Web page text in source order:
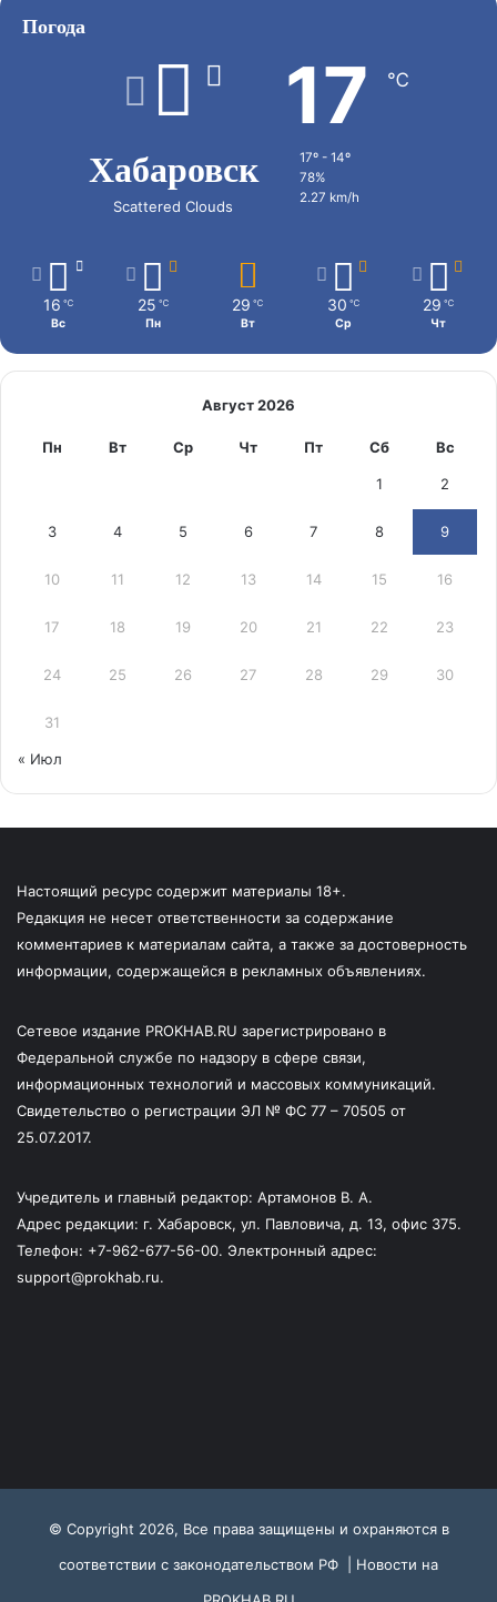
Погода
Хабаровск
Scattered Clouds
17 ℃
17º - 14º
78%
2.27 km/h
16 ℃
Вс
25 ℃
Пн
29 ℃
Вт
30 ℃
Ср
29 ℃
Чт
Август 2026
Пн Вт Ср Чт Пт Сб Вс
1 2
3 4 5 6 7 8 9
10 11 12 13 14 15 16
17 18 19 20 21 22 23
24 25 26 27 28 29 30
31
« Июл
Настоящий ресурс содержит материалы 18+.
Редакция не несет ответственности за содержание
комментариев к материалам сайта, а также за достоверность
информации, содержащейся в рекламных объявлениях.
Сетевое издание PROKHAB.RU зарегистрировано в
Федеральной службе по надзору в сфере связи,
информационных технологий и массовых коммуникаций.
Свидетельство о регистрации ЭЛ № ФС 77 – 70505 от
25.07.2017.
Учредитель и главный редактор: Артамонов В. А.
Адрес редакции: г. Хабаровск, ул. Павловича, д. 13, офис 375.
Телефон: +7-962-677-56-00. Электронный адрес:
support@prokhab.ru.
© Copyright 2026, Все права защищены и охраняются в
соответствии с законодательством РФ | Новости на